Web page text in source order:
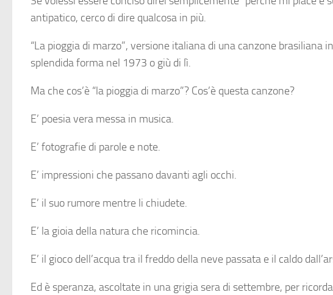
antipatico, cerco di dire qualcosa in più.
“La pioggia di marzo”, versione italiana di una canzone
splendida forma nel 1973 o giù di lì.
Ma che cos’è “la pioggia di marzo”? Cos’è questa canzone?
E’ poesia vera messa in musica.
E’ fotografie di parole e note.
E’ impressioni che passano davanti agli occhi.
E’ il suo rumore mentre li chiudete.
E’ la gioia della natura che ricomincia.
E’ il gioco dell’acqua tra il freddo della neve passata e il caldo
Ed è speranza, ascoltate in una grigia sera di settembre, per